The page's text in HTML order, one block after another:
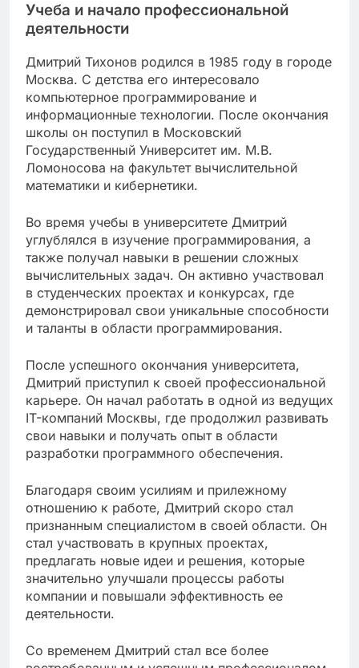
Учеба и начало профессиональной
деятельности
Дмитрий Тихонов родился в 1985 году в городе
Москва. С детства его интересовало
компьютерное программирование и
информационные технологии. После окончания
школы он поступил в Московский
Государственный Университет им. М.В.
Ломоносова на факультет вычислительной
математики и кибернетики.
Во время учебы в университете Дмитрий
углублялся в изучение программирования, а
также получал навыки в решении сложных
вычислительных задач. Он активно участвовал
в студенческих проектах и конкурсах, где
демонстрировал свои уникальные способности
и таланты в области программирования.
После успешного окончания университета,
Дмитрий приступил к своей профессиональной
карьере. Он начал работать в одной из ведущих
IT-компаний Москвы, где продолжил развивать
свои навыки и получать опыт в области
разработки программного обеспечения.
Благодаря своим усилиям и прилежному
отношению к работе, Дмитрий скоро стал
признанным специалистом в своей области. Он
стал участвовать в крупных проектах,
предлагать новые идеи и решения, которые
значительно улучшали процессы работы
компании и повышали эффективность ее
деятельности.
Со временем Дмитрий стал все более